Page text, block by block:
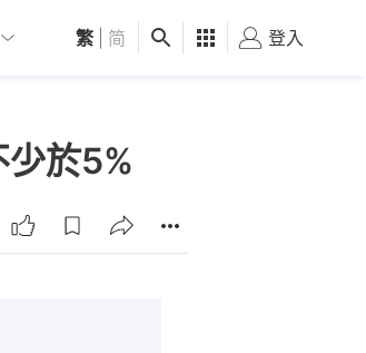
深圳 觀點 健康 好食玩飛
繁 简 登入
於5%